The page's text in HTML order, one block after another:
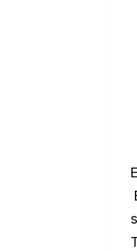
Enerji ve Tabii Kaynaklar Bakanı Alparslan